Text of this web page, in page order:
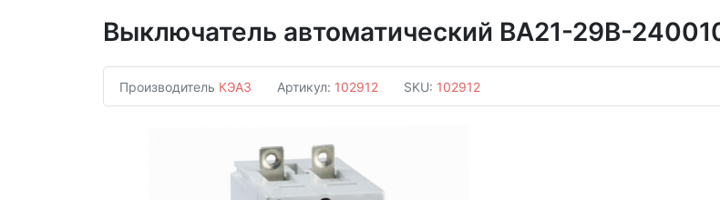
Выключатель автоматический ВА21-29В-
Производитель КЭАЗ Артикул: 102912 SKU: 102912